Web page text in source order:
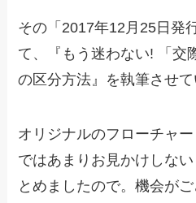
その「2017年12月25日発
て、『もう迷わない! 「交
の区分方法』を執筆させて
オリジナルのフローチャ
ではあまりお見かけしな
とめましたので。機会が